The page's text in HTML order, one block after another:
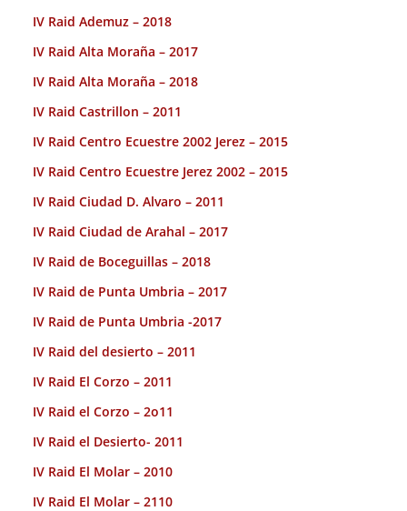
IV Raid Ademuz – 2018
IV Raid Alta Moraña – 2017
IV Raid Alta Moraña – 2018
IV Raid Castrillon – 2011
IV Raid Centro Ecuestre 2002 Jerez – 2015
IV Raid Centro Ecuestre Jerez 2002 – 2015
IV Raid Ciudad D. Alvaro – 2011
IV Raid Ciudad de Arahal – 2017
IV Raid de Boceguillas – 2018
IV Raid de Punta Umbria – 2017
IV Raid de Punta Umbria -2017
IV Raid del desierto – 2011
IV Raid El Corzo – 2011
IV Raid el Corzo – 2o11
IV Raid el Desierto- 2011
IV Raid El Molar – 2010
IV Raid El Molar – 2110